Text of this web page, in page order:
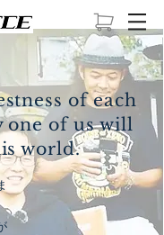
of each
one of us will
world.